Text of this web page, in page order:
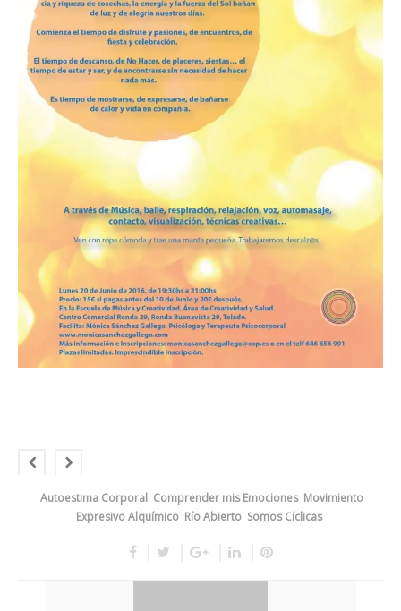
Autoestima Corporal Comprender mis Emociones Movimiento
Expresivo Alquímico Río Abierto Somos Cíclicas